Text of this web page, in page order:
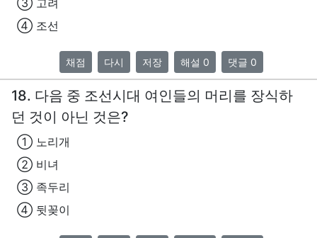
④ 조선
채점 다시 저장 해설 0 댓글 0
18. 다음 중 조선시대 여인들의 머리를 장식하
던 것이 아닌 것은?
① 노리개
② 비녀
③ 족두리
④ 뒷꽂이